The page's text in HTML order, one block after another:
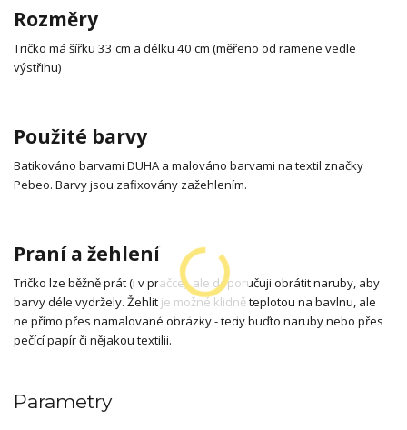
Rozměry
Tričko má šířku 33 cm a délku 40 cm (měřeno od ramene vedle
výstřihu)
Použité barvy
Batikováno barvami DUHA a malováno barvami na textil značky
Pebeo. Barvy jsou zafixovány zažehlením.
Praní a žehlení
Tričko lze běžně prát (i v pračce), ale doporučuji obrátit naruby, aby
barvy déle vydržely. Žehlit je možné klidně teplotou na bavlnu, ale
ne přímo přes namalované obrázky - tedy buďto naruby nebo přes
pečící papír či nějakou textilii.
Parametry